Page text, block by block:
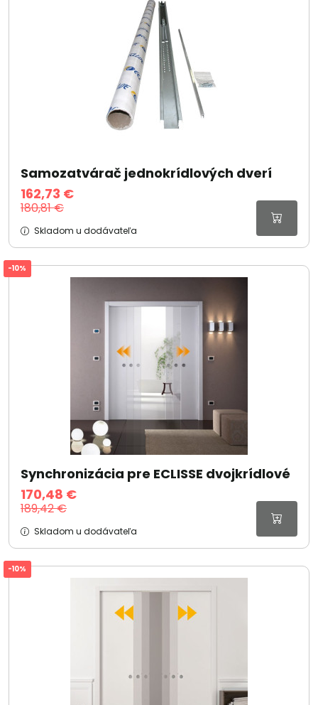
Samozatvárač jednokrídlových dverí
162,73 €
180,81 €
Skladom u dodávateľa
-10%
Synchronizácia pre ECLISSE dvojkrídlové
170,48 €
189,42 €
Skladom u dodávateľa
-10%